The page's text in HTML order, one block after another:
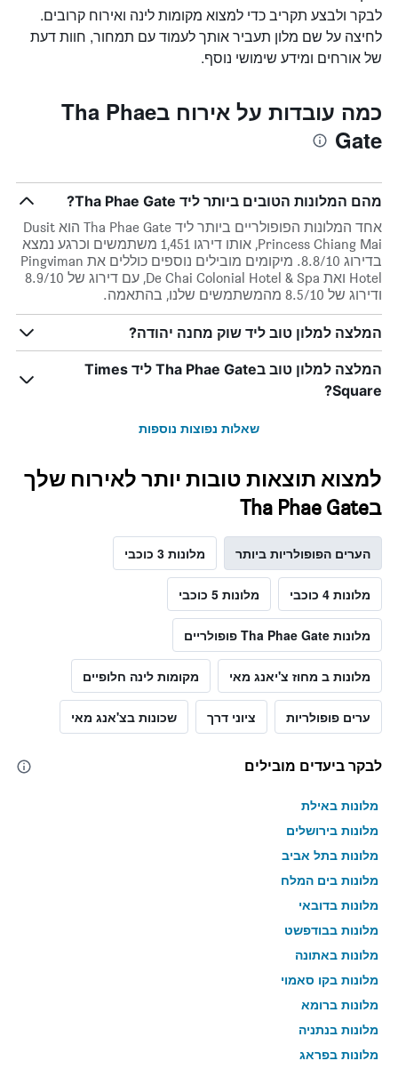
לבקר ולבצע תקריב כדי למצוא מקומות לינה ואירוח קרובים.
לחיצה על שם מלון תעביר אותך לעמוד עם תמחור, חוות דעת
של אורחים ומידע שימושי נוסף.
כמה עובדות על אירוח בTha Phae
Gate
מהם המלונות הטובים ביותר ליד Tha Phae Gate?
אחד המלונות הפופולריים ביותר ליד Tha Phae Gate הוא Dusit
Princess Chiang Mai, אותו דירגו 1,451 משתמשים וכרגע נמצא
בדירוג 8.8/10. מיקומים מובילים נוספים כוללים את Pingviman
Hotel ואת De Chai Colonial Hotel & Spa, עם דירוג של 8.9/10
ודירוג של 8.5/10 מהמשתמשים שלנו, בהתאמה.
המלצה למלון טוב ליד שוק מחנה יהודה?
המלצה למלון טוב בTha Phae Gate ליד Times
Square?
שאלות נפוצות נוספות
למצוא תוצאות טובות יותר לאירוח שלך
בTha Phae Gate
הערים הפופולריות ביותר מלונות 3 כוכבי
מלונות 4 כוכבי מלונות 5 כוכבי
מלונות Tha Phae Gate פופולריים
מלונות ב מחוז צ'יאנג מאי מקומות לינה חלופיים
ערים פופולריות ציוני דרך שכונות בצ'אנג מאי
לבקר ביעדים מובילים
מלונות באילת
מלונות בירושלים
מלונות בתל אביב
מלונות בים המלח
מלונות בדובאי
מלונות בבודפשט
מלונות באתונה
מלונות בקו סאמוי
מלונות ברומא
מלונות בנתניה
מלונות בפראג